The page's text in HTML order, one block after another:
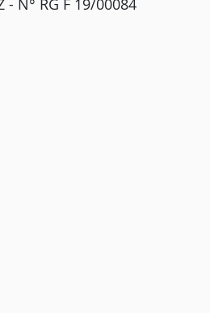
- N° RG F 19/00084